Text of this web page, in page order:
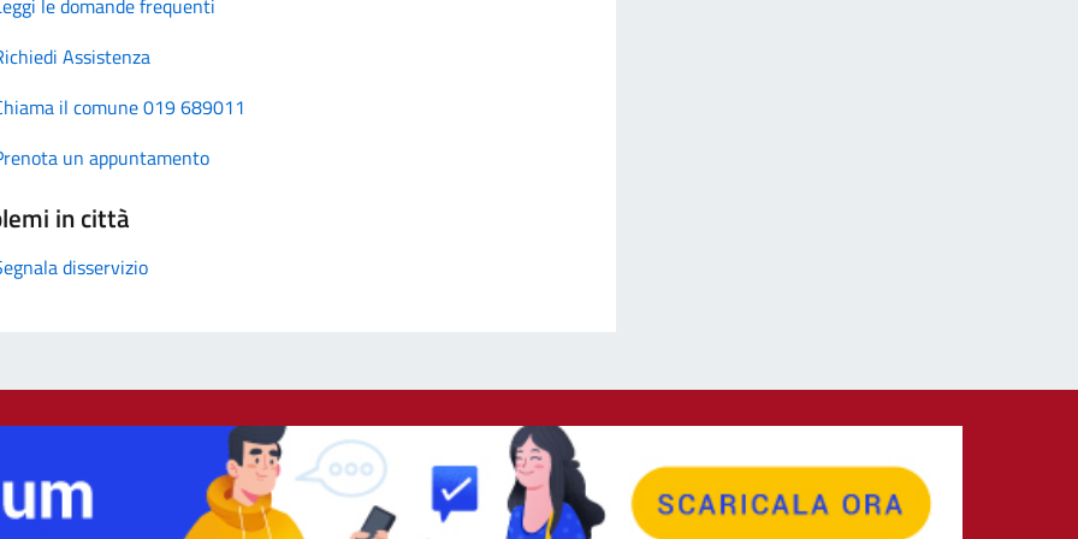
Assistenza
il comune 019 689011
un appuntamento
in città
disservizio